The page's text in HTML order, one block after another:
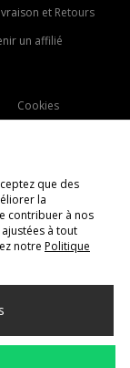
et Retours
un affilié
Cookies
suivantes
que des
la
contribuer à nos
à tout
notre Politique